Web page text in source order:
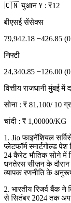
🇨🇳 युआन ¥ : ₹12
बीएसई सेंसेक्स
79,942.18 −426.85
निफ्टी
24,340.85 −126.00
वित्तीय राजधानी मुंबई में
सोना : ₹ 81,100/ 10
चांदी : ₹ 1,00000/KG
1. Jio फाइनेंशियल
प्लेटफॉर्म स्मार्टगोल्ड
24 कैरेट भौतिक सोने
धनतेरस सीज़न के दौरान
व्यापक रणनीति के
2. भारतीय रिजर्व बैंक
से सितंबर 2024 तक अपनी